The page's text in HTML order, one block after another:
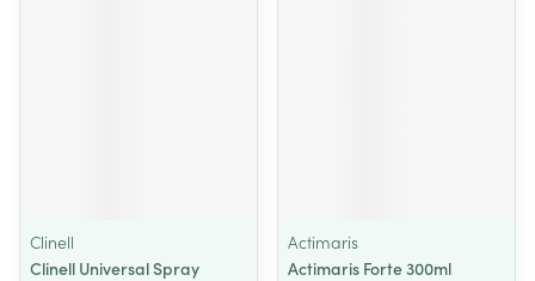
Clinell
Clinell Universal Spray
Actimaris
Actimaris Forte 300ml